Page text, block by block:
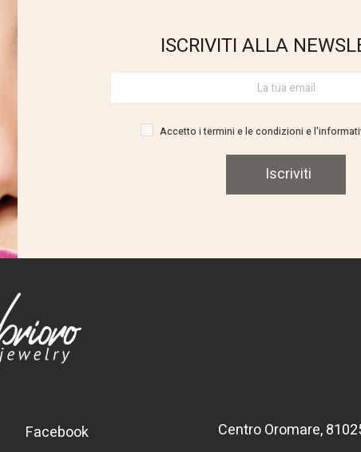
ISCRIVITI ALLA
Iscriviti
Accetto i termini e le condizioni e
Facebook
Centro Oromare,